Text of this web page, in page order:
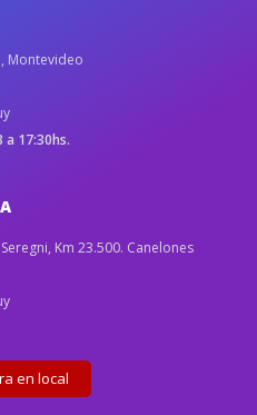
Montevideo
a 17:30hs.
Km 23.500. Canelones
en local